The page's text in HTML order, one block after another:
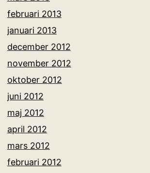
februari 2013
januari 2013
december 2012
november 2012
oktober 2012
juni 2012
maj 2012
april 2012
mars 2012
februari 2012